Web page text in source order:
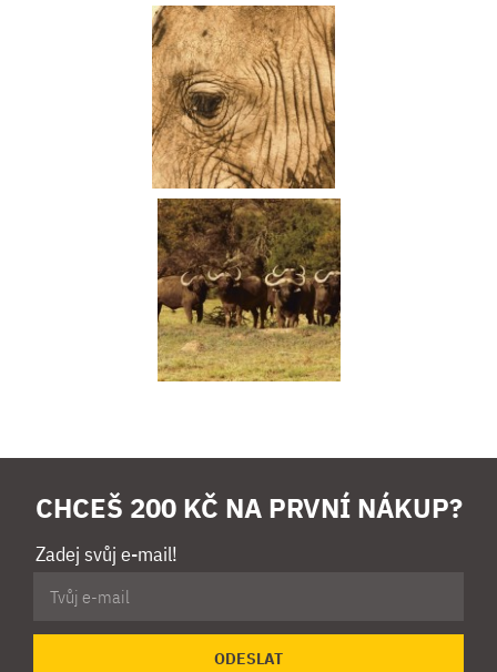
CHCEŠ 200 KČ NA PRVNÍ NÁKUP?
Zadej svůj e-mail!
ODESLAT